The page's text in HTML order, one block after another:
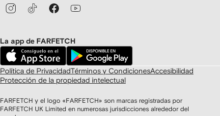
La app de FARFETCH
Política de PrivacidadTérminos y CondicionesAccesibilidad
Protección de la propiedad intelectual
FARFETCH y el logo «FARFETCH» son marcas registradas por
FARFETCH UK Limited en numerosas jurisdicciones alrededor del